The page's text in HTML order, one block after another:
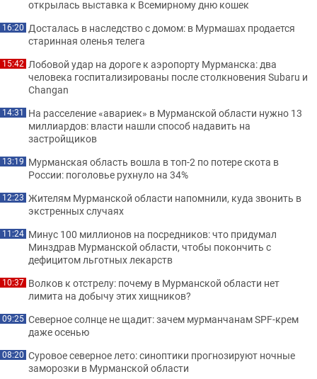
открылась выставка к Всемирному дню кошек
16:20 Досталась в наследство с домом: в Мурмашах продается
старинная оленья телега
15:42 Лобовой удар на дороге к аэропорту Мурманска: два
человека госпитализированы после столкновения Subaru и
Changan
14:31 На расселение «авариек» в Мурманской области нужно 13
миллиардов: власти нашли способ надавить на
застройщиков
13:19 Мурманская область вошла в топ-2 по потере скота в
России: поголовье рухнуло на 34%
12:23 Жителям Мурманской области напомнили, куда звонить в
экстренных случаях
11:24 Минус 100 миллионов на посредников: что придумал
Минздрав Мурманской области, чтобы покончить с
дефицитом льготных лекарств
10:37 Волков к отстрелу: почему в Мурманской области нет
лимита на добычу этих хищников?
09:25 Северное солнце не щадит: зачем мурманчанам SPF-крем
даже осенью
08:20 Суровое северное лето: синоптики прогнозируют ночные
заморозки в Мурманской области